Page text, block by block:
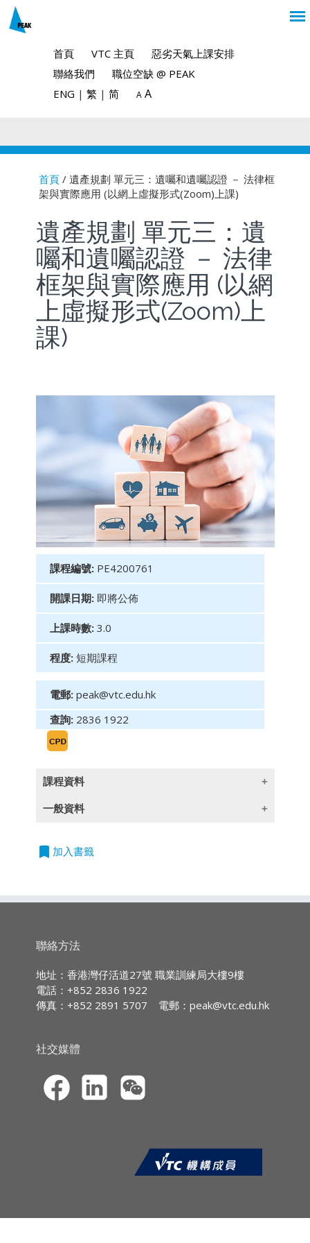
首頁 VTC 主頁
惡劣天氣上課安排
聯絡我們
職位空缺 @ PEAK
ENG | 繁 | 简 A A
You are here
首頁/ 遺產規劃 單元三：遺囑和遺囑認證 － 法律框
架與實際應用 (以網上虛擬形式(Zoom)上課)
遺產規劃 單元三：遺
囑和遺囑認證 － 法律
框架與實際應用 (以網
上虛擬形式(Zoom)上
課)
課程編號: PE4200761
開課日期: 即將公佈
上課時數: 3.0
程度: 短期課程
電郵: peak@vtc.edu.hk
查詢: 2836 1922
課程資料
遺囑和遺囑認證是涉及財產分配和資產傳承的重
是確定遺囑的有效性和合法性的過程。遺囑和遺
囑認證在個人資產規劃和遺產管理中扮演著至關
重要的角色。
1. 遺囑及遺囑認證簡介
3. 遺囑和遺囑處置的類型
4. 無遺囑及無遺囑繼承
7. 遺囑爭議及爭議解決
一般資料
授課語言
持續專業進修
IA CPD Hours:
3
MPFA Non-core CPD Hours:
HKMA ECF CPD Hours 3
bookmark 加入書籤
聯絡方法
地址：香港灣仔活道27號 職業訓練局大樓9樓
電話：+852 2836 1922
傳真：+852 2891 5707
電郵： peak@vtc.edu.hk
社交媒體